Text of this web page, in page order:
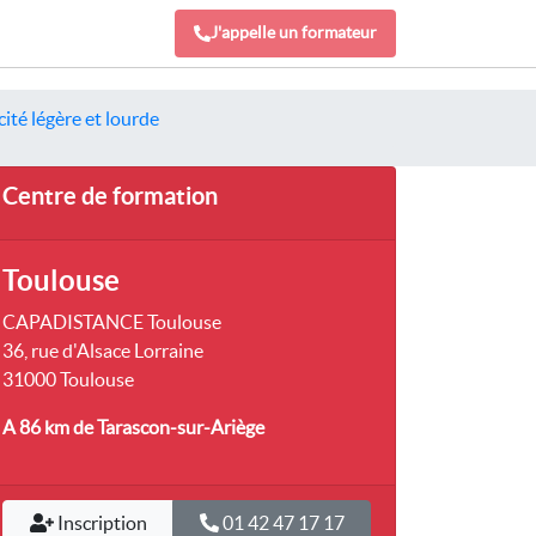
J'appelle un formateur
légère et lourde
Centre de formation
Toulouse
CAPADISTANCE Toulouse
36, rue d'Alsace Lorraine
31000 Toulouse
A 86 kmde Tarascon-sur-Ariège
Inscription 01 42 47 17 17